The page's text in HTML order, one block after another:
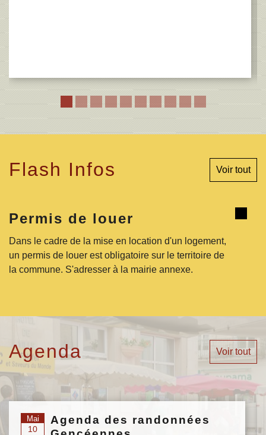
Flash Infos Voir tout
Permis de louer
Dans le cadre de la mise en location d'un logement,
un permis de louer est obligatoire sur le territoire de
la commune. S'adresser à la mairie annexe.
Agenda Voir tout
Mai
10
Agenda des randonnées